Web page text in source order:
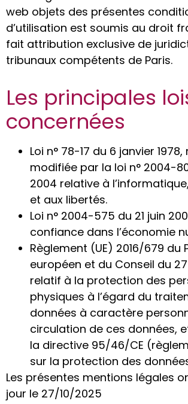
web objets des présentes
d’utilisation est soumis au droit
fait attribution exclusive de
tribunaux compétents de Paris.
Les principales
concernées
Loi n° 78-17 du 6 janvier
modifiée par la loi n° 2004-
2004 relative à
et aux libertés.
Loi n° 2004-575 du 21 juin
confiance dans l’économie
Règlement (UE) 2016/679 du
européen et du Conseil du 27
relatif à la protection des
physiques à l’égard du
données à caractère
circulation de ces données,
la directive 95/46/CE
sur la protection des
Les présentes mentions légales
jour le 27/10/2025